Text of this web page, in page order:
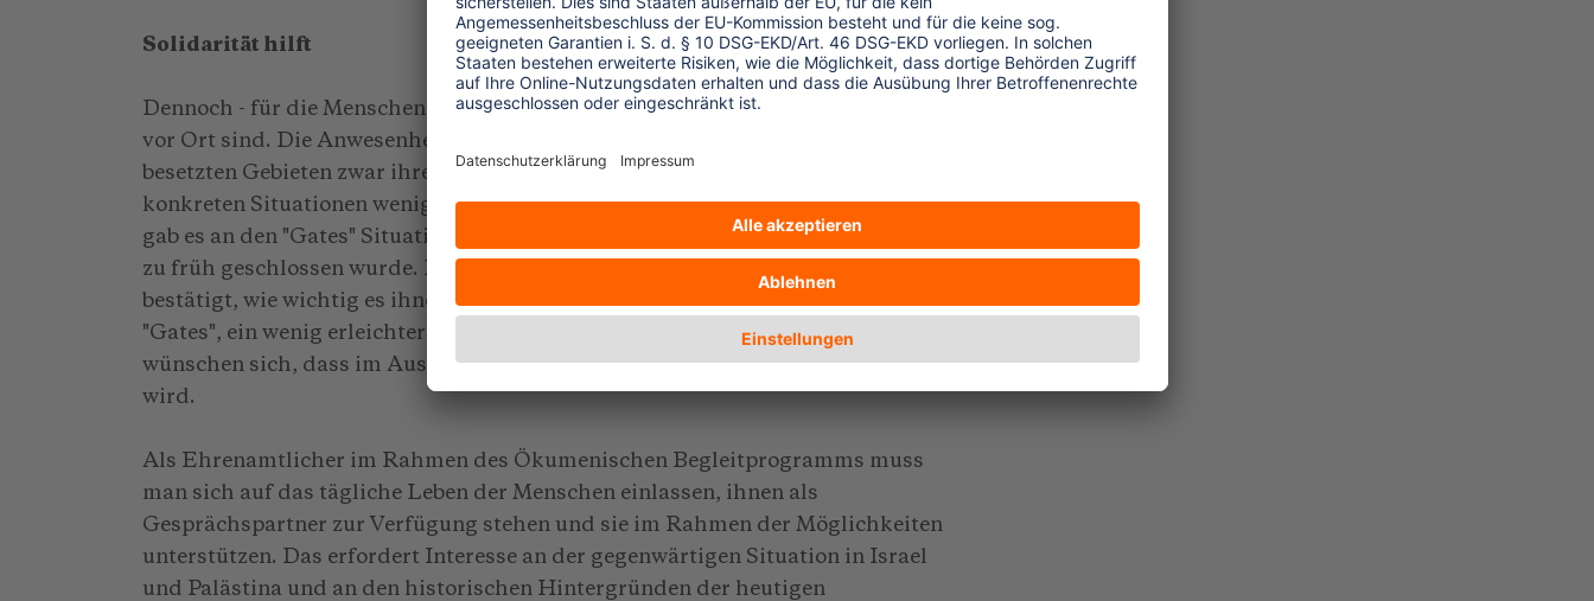
Solidarität hilft
Dennoch - für die Menschen ist es wichtig, dass Ausländerinnen und Ausländer
vor Ort sind. Die Anwesenheit der EAPPI-Teams kann den Menschen in den
besetzten Gebieten zwar ihre Zuversicht nicht zurückgeben. Doch auch wenn in
konkreten Situationen wenig zu erreichen ist, hilft ihnen unsere Solidarität. So
gab es an den "Gates" Situationen, in denen wir dafür sorgen konnten, dass nicht
zu früh geschlossen wurde. Immer wieder haben uns Menschen aus dem Dorf
bestätigt, wie wichtig es ihnen sei, dass das tägliche Leben, zum Beispiel an den
"Gates", ein wenig erleichtert werde. Sie möchten nicht vergessen werden und
wünschen sich, dass im Ausland über ihr Leben unter der Okkupation berichtet
wird.
Als Ehrenamtlicher im Rahmen des Ökumenischen Begleitprogramms muss
man sich auf das tägliche Leben der Menschen einlassen, ihnen als
Gesprächspartner zur Verfügung stehen und sie im Rahmen der Möglichkeiten
unterstützen. Das erfordert Interesse an der gegenwärtigen Situation in Israel
und Palästina und an den historischen Hintergründen der heutigen